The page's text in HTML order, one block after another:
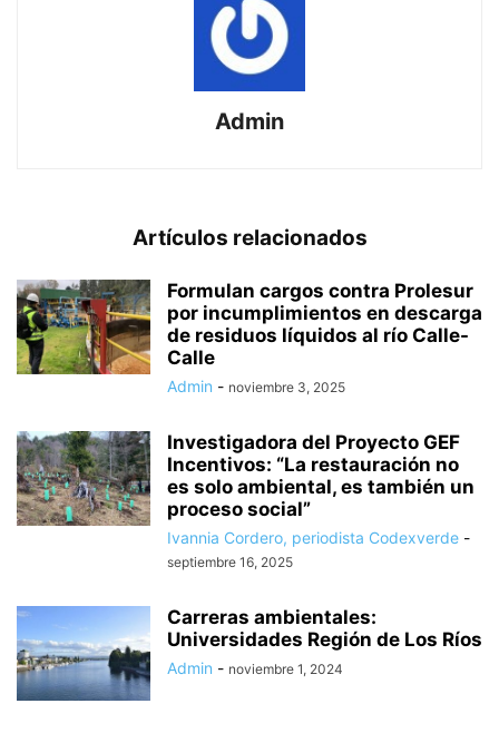
Admin
Artículos relacionados
Formulan cargos contra Prolesur
por incumplimientos en descarga
de residuos líquidos al río Calle-
Calle
Admin - noviembre 3, 2025
Investigadora del Proyecto GEF
Incentivos: “La restauración no
es solo ambiental, es también un
proceso social”
Ivannia Cordero, periodista Codexverde -
septiembre 16, 2025
Carreras ambientales:
Universidades Región de Los Ríos
Admin - noviembre 1, 2024